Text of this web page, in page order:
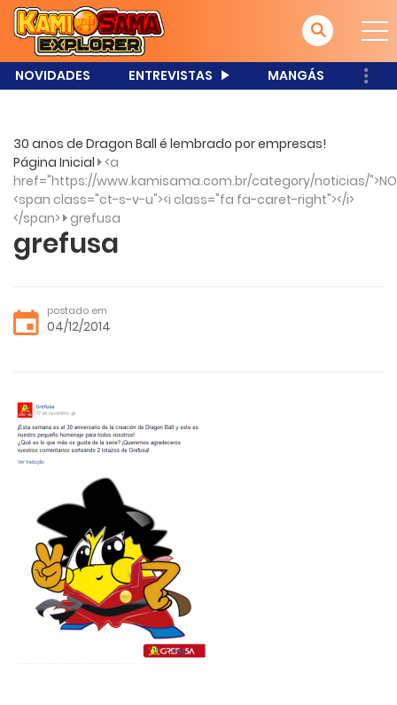
NOVIDADES ENTREVISTAS MANGÁS
30 anos de Dragon Ball é lembrado por empresas!
Página Inicial <a
href="https://www.kamisama.com.br/category/noticias/
<span class="ct-s-v-u"><i class="fa fa-caret-right"></i>
</span> grefusa
grefusa
postado em
04/12/2014